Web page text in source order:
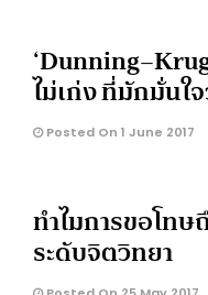
ไม่เก่ง ที่มักมั่นใ
Posted On 1 June 2017
ทำไมการขอโท
ระดับจิตวิทยา